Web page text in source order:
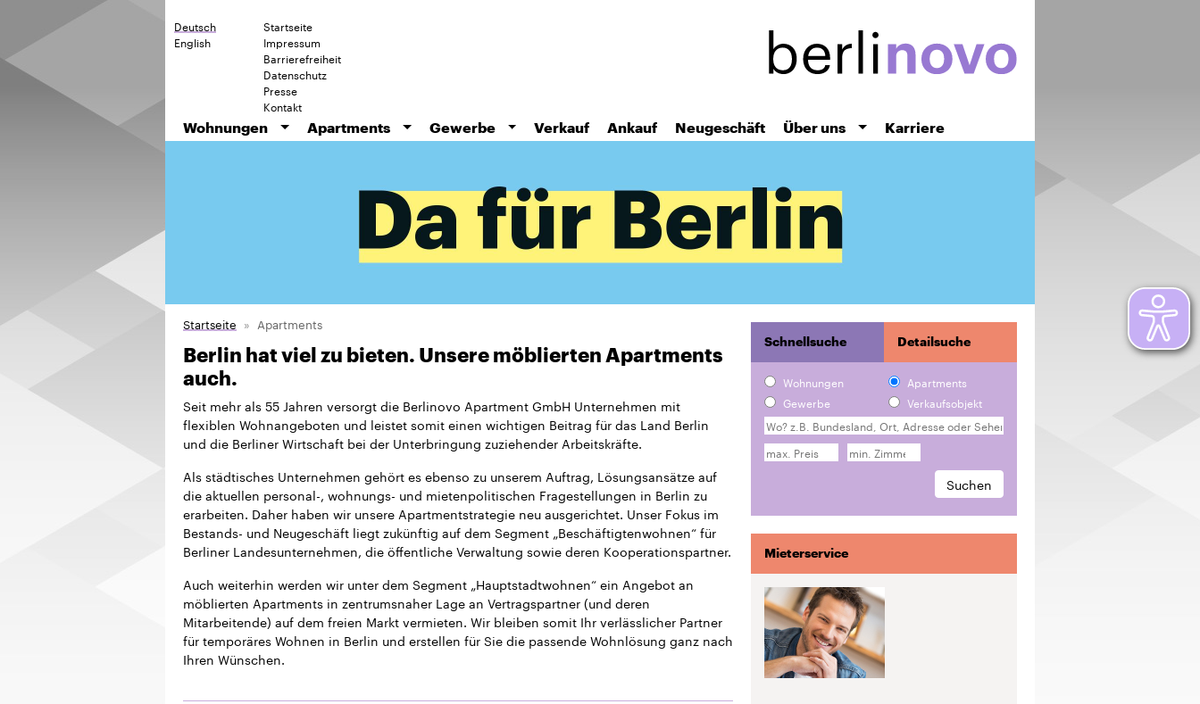
Deutsch
English
Startseite
Impressum
Barrierefreiheit
Datenschutz
Presse
Kontakt
Wohnungen
Apartments Gewerbe Verkauf Ankauf Neugeschäft Über uns Karriere
Detailsuche
Schnellsuche
Wohnungen
Apartments
Gewerbe
Verkaufsobjekt
Startseite Apartments
Berlin hat viel zu bieten. Unsere möblierten Apartments
auch.
Seit mehr als 55 Jahren versorgt die Berlinovo Apartment GmbH Unternehmen mit
flexiblen Wohnangeboten und leistet somit einen wichtigen Beitrag für das Land Berlin
und die Berliner Wirtschaft bei der Unterbringung zuziehender Arbeitskräfte.
Als städtisches Unternehmen gehört es ebenso zu unserem Auftrag, Lösungsansätze auf
die aktuellen personal-, wohnungs- und mietenpolitischen Fragestellungen in Berlin zu
erarbeiten. Daher haben wir unsere Apartmentstrategie neu ausgerichtet. Unser Fokus im
Bestands- und Neugeschäft liegt zukünftig auf dem Segment „Beschäftigtenwohnen“ für
Berliner Landesunternehmen, die öffentliche Verwaltung sowie deren Kooperationspartner.
Auch weiterhin werden wir unter dem Segment „Hauptstadtwohnen“ ein Angebot an
möblierten Apartments in zentrumsnaher Lage an Vertragspartner (und deren
Mitarbeitende) auf dem freien Markt vermieten. Wir bleiben somit Ihr verlässlicher Partner
für temporäres Wohnen in Berlin und erstellen für Sie die passende Wohnlösung ganz nach
Ihren Wünschen.
Mieterservice